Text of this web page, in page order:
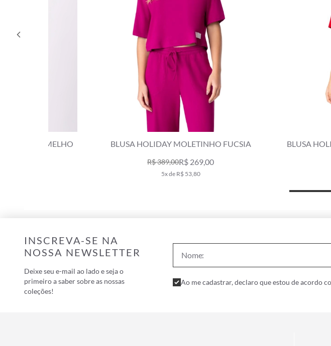
CALÇA HOLIDAY MOLETINHO VERMELHO
R$ 269,00
SAIA HOLIDAY
INSCREVA-SE NA
NOSSA NEWSLETTER
Deixe seu e-mail ao lado e seja o
primeiro a saber sobre as nossas
coleções!
Ao me cadastrar, declaro que estou de acordo